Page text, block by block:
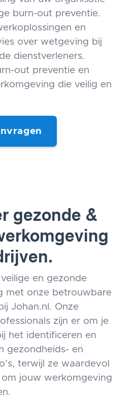
burn-out preventie.
en
over wetgeving bij
dienstverleners.
out preventie en
die veilig en
gezonde &
en gezonde
met onze betrouwbare
Johan.nl. Onze
zijn er om je
het identificeren en
gezondheids- en
terwijl ze waardevol
jouw werkomgeving